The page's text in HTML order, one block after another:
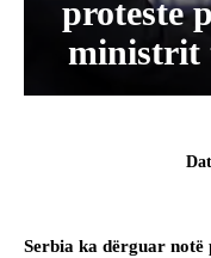
proteste
ministrit
Serbia ka dërguar